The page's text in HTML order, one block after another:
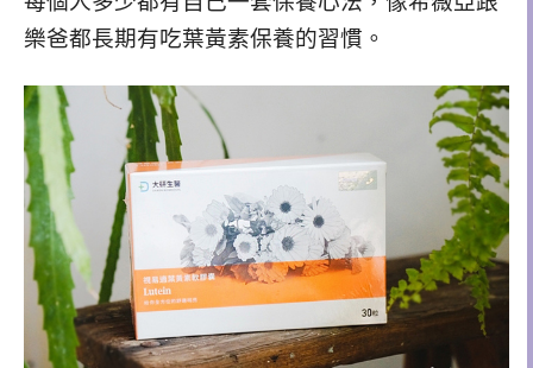
樂爸都長期有吃葉黃素保養的習慣。